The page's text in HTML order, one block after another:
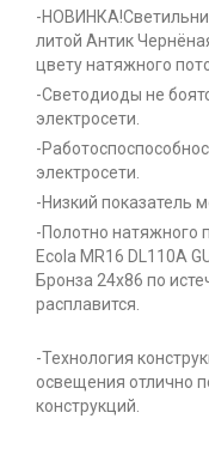
-
литой Антик
цвету натяжного
-Светодиоды не
электросети.
-
электросети.
-Низкий показатель
-Полотно натяжного
Ecola MR16 DL110А
Бронза 24х86 по
расплавится.
-Технология
освещения отлично
конструкций.